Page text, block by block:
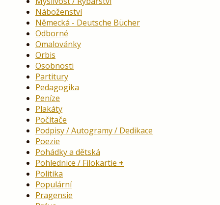
Náboženství
Německá - Deutsche Bücher
Odborné
Omalovánky
Orbis
Osobnosti
Partitury
Pedagogika
Peníze
Plakáty
Počítače
Podpisy / Autogramy / Dedikace
Poezie
Pohádky a dětská
Pohlednice / Filokartie
Politika
Populární
Pragensie